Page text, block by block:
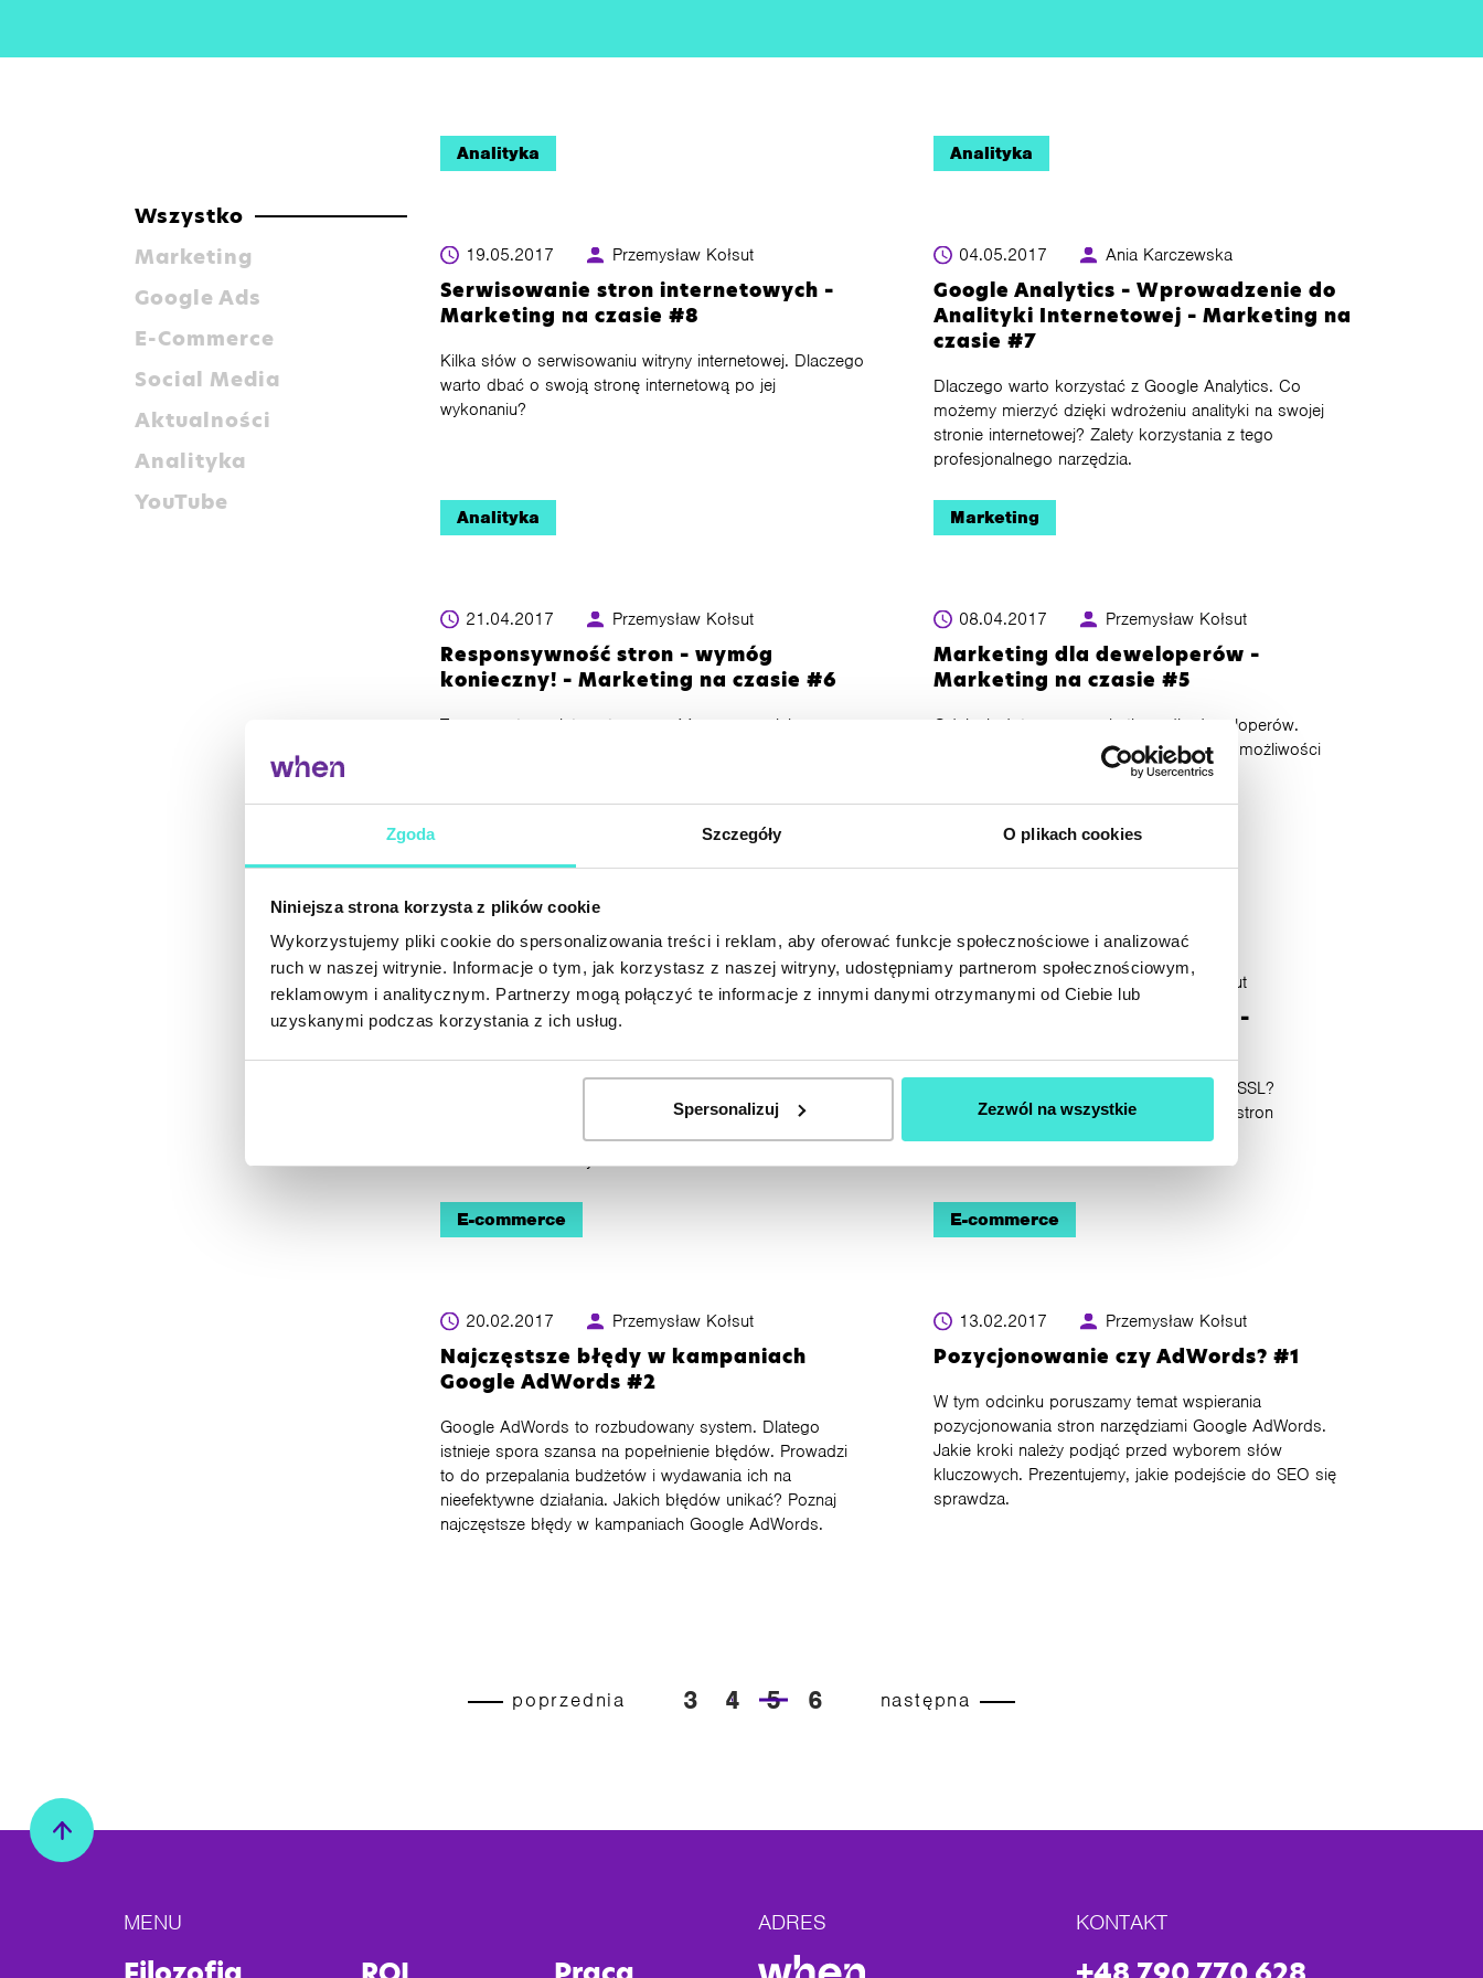
Zgoda Szczegóły O plikach cookies
Niniejsza strona korzysta z plików cookie
Wykorzystujemy pliki cookie do spersonalizowania treści i reklam, aby oferować funkcje społecznościowe i analizować
ruch w naszej witrynie. Informacje o tym, jak korzystasz z naszej witryny, udostępniamy partnerom społecznościowym,
reklamowym i analitycznym. Partnerzy mogą połączyć te informacje z innymi danymi otrzymanymi od Ciebie lub
uzyskanymi podczas korzystania z ich usług.
Spersonalizuj Zezwól na wszystkie
Wszystko
Marketing
Google Ads
E-Commerce
Social Media
Aktualności
Analityka
YouTube
Analityka
19.05.2017 Przemysław Kołsut
Serwisowanie stron internetowych –
Marketing na czasie #8
Kilka słów o serwisowaniu witryny internetowej. Dlaczego
warto dbać o swoją stronę internetową po jej
wykonaniu?
Analityka
04.05.2017 Ania Karczewska
Google Analytics – Wprowadzenie do
Analityki Internetowej – Marketing na
czasie #7
Dlaczego warto korzystać z Google Analytics. Co
możemy mierzyć dzięki wdrożeniu analityki na swojej
stronie internetowej? Zalety korzystania z tego
profesjonalnego narzędzia.
Analityka
21.04.2017 Przemysław Kołsut
Responsywność stron – wymóg
konieczny! – Marketing na czasie #6
Tworząc stronę internetową zwróć uwagę na jej
komórek będą się na nich lepiej wyświetlać i wpłyną
Marketing
08.04.2017 Przemysław Kołsut
Marketing dla deweloperów –
Marketing na czasie #5
Odcinek dotyczący marketingu dla deweloperów.
Wykorzystanie Google AdWords i innych możliwości
23.03.2017 Przemysław Kołsut
Google AdWords sieć reklamowa GDN –
AdWords. Pokazuje możliwości udostępniane dla
reklamodawców w systemie reklamowym - rodzaje
reklam i ich rozmiary.
23.03.2017 Przemysław Kołsut
Certyfikaty SSL, czy warto? –
Dlaczego warto korzystać z certyfikatów SSL?
Przedstawienie na przykładzie sklepów i stron
zbierających wrażliwe dane.
E-commerce
20.02.2017 Przemysław Kołsut
Najczęstsze błędy w kampaniach
Google AdWords #2
Google AdWords to rozbudowany system. Dlatego
istnieje spora szansa na popełnienie błędów. Prowadzi
to do przepalania budżetów i wydawania ich na
nieefektywne działania. Jakich błędów unikać? Poznaj
najczęstsze błędy w kampaniach Google AdWords.
E-commerce
13.02.2017 Przemysław Kołsut
Pozycjonowanie czy AdWords? #1
W tym odcinku poruszamy temat wspierania
pozycjonowania stron narzędziami Google AdWords.
Jakie kroki należy podjąć przed wyborem słów
kluczowych. Prezentujemy, jakie podejście do SEO się
sprawdza.
poprzednia 3 4 5 6 następna
MENU ADRES KONTAKT